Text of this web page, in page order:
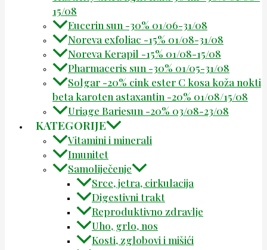
15/08
Eucerin sun -30% 01/06-31/08
Noreva exfoliac -15% 01/08-31/08
Noreva Kerapil -15% 01/08-15/08
Pharmaceris sun -30% 01/05-31/08
Solgar -20% cink ester C kosa koža nokti
beta karoten astaxantin -20% 01/08/15/08
Uriage Bariesun -20% 03/08-23/08
KATEGORIJE
Vitamini i minerali
Imunitet
Samoliječenje
Srce, jetra, cirkulacija
Digestivni trakt
Reproduktivno zdravlje
Uho, grlo, nos
Kosti, zglobovi i mišići